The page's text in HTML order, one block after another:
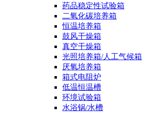
药品稳定性试验箱
二氧化碳培养箱
恒温培养箱
鼓风干燥箱
真空干燥箱
光照培养箱/人工气候箱
厌氧培养箱
箱式电阻炉
低温恒温槽
环境试验箱
水浴锅/水槽